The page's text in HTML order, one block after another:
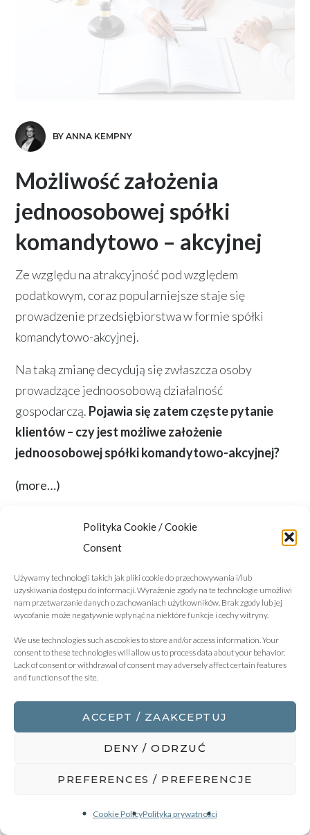
Polityka Cookie / Cookie
Consent
Używamy technologii takich jak pliki cookie do przechowywania i/lub
uzyskiwania dostępu do informacji. Wyrażenie zgody na te technologie umożliwi
nam przetwarzanie danych o zachowaniach użytkowników. Brak zgody lub jej
wycofanie może negatywnie wpłynąć na niektóre funkcje i cechy witryny.
We use technologies such as cookies to store and/or access information. Your
consent to these technologies will allow us to process data about your behavior.
Lack of consent or withdrawal of consent may adversely affect certain features
and functions of the site.
ACCEPT / ZAAKCEPTUJ
DENY / ODRZUĆ
PREFERENCES / PREFERENCJE
Cookie PolicyPolityka prywatności
BY ANNA KEMPNY
Możliwość założenia
jednoosobowej spółki
komandytowo – akcyjnej
Ze względu na atrakcyjność pod względem
podatkowym, coraz popularniejsze staje się
prowadzenie przedsiębiorstwa w formie spółki
komandytowo-akcyjnej.
Na taką zmianę decydują się zwłaszcza osoby
prowadzące jednoosobową działalność
gospodarczą. Pojawia się zatem częste pytanie
klientów – czy jest możliwe założenie
jednoosobowej spółki komandytowo-akcyjnej?
(more…)
MAJA 2022
0 COMMENTS